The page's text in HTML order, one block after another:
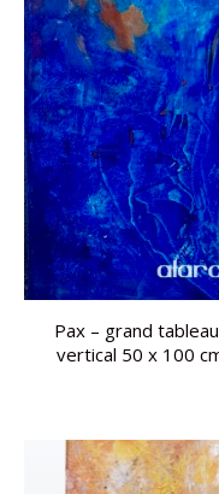
Pax – grand
vertical 50 x 100